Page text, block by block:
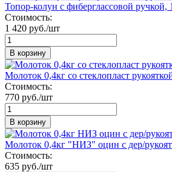
Топор-колун с фиберглассовой ручкой,
Стоимость:
1 420 руб./шт
В корзину
Молоток 0,4кг со стеклопласт
Стоимость:
770 руб./шт
В корзину
Молоток 0,4кг "НИЗ" оцин с дер/
Стоимость:
635 руб./шт